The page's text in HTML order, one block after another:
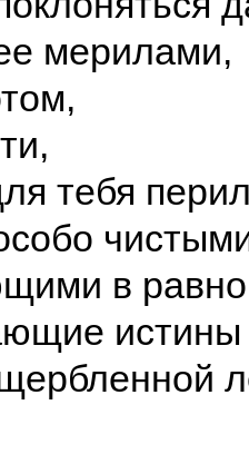
мерилами,
тебя
в
истины